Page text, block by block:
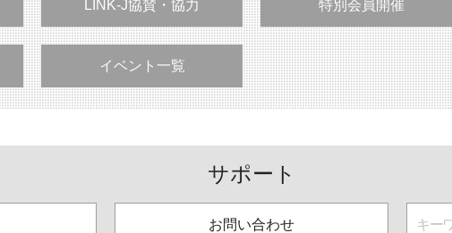
LINK-J協賛・協力 特別会員開催
イベント一覧
サポート
お問い合わせ